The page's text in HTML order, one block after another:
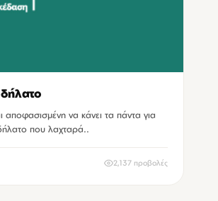
αποφασισμένη να κάνει τα πάντα για
που λαχταρά..
2,137 προβολές